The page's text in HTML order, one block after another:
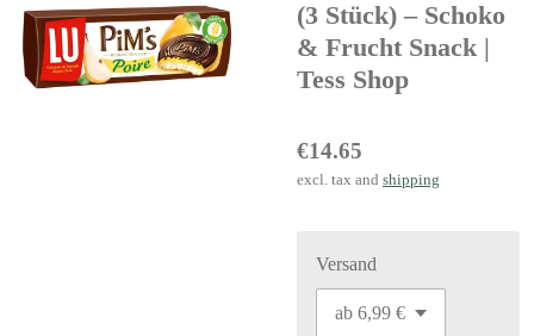
(3 Stück) – Schoko
& Frucht Snack |
Tess Shop
€14.65
excl. tax and shipping
Versand